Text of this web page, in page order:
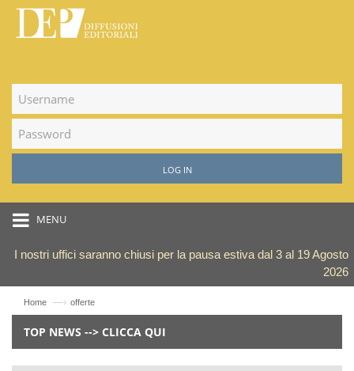
LOG IN
MENU
I nostri uffici saranno chiusi per la pausa estiva dal 3 al 19 Agosto
2026
Home —› offerte
TOP NEWS --> CLICCA QUI